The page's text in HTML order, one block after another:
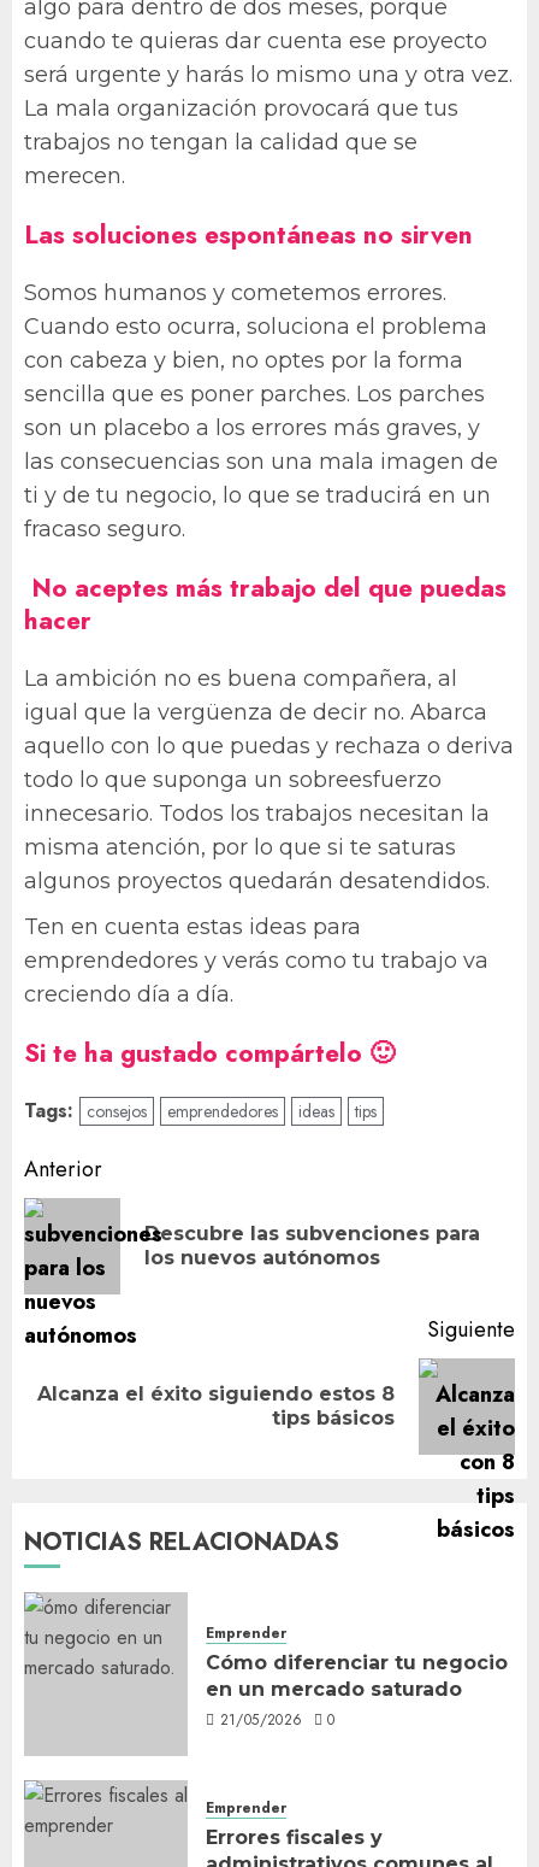
algo para dentro de dos meses, porque
cuando te quieras dar cuenta ese proyecto
será urgente y harás lo mismo una y otra vez.
La mala organización provocará que tus
trabajos no tengan la calidad que se
merecen.
Las soluciones espontáneas no sirven
Somos humanos y cometemos errores.
Cuando esto ocurra, soluciona el problema
con cabeza y bien, no optes por la forma
sencilla que es poner parches. Los parches
son un placebo a los errores más graves, y
las consecuencias son una mala imagen de
ti y de tu negocio, lo que se traducirá en un
fracaso seguro.
No aceptes más trabajo del que puedas
hacer
La ambición no es buena compañera, al
igual que la vergüenza de decir no. Abarca
aquello con lo que puedas y rechaza o deriva
todo lo que suponga un sobreesfuerzo
innecesario. Todos los trabajos necesitan la
misma atención, por lo que si te saturas
algunos proyectos quedarán desatendidos.
Ten en cuenta estas ideas para
emprendedores y verás como tu trabajo va
creciendo día a día.
Si te ha gustado compártelo 🙂
Tags: consejos emprendedores ideas tips
Navegación
de
entradas
Anterior
Descubre las subvenciones para
los nuevos autónomos
Siguiente
Siguiente
Alcanza el éxito siguiendo estos 8
tips básicos
NOTICIAS RELACIONADAS
Emprender
Cómo diferenciar tu negocio
en un mercado saturado
21/05/2026 0
Emprender
Errores fiscales y